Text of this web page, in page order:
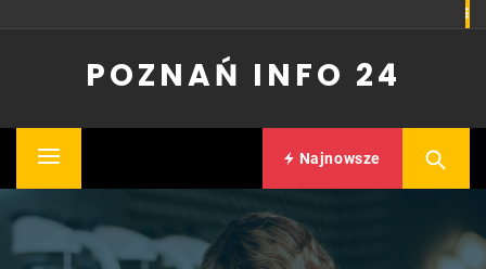
POZNAŃ INFO 24
Primary
Najnowsze